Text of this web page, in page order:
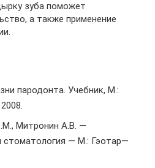
зуба поможет
а также применение
пародонта. Учебник, М.:
Митронин А.В. —
стоматология — М.: Гэотар—